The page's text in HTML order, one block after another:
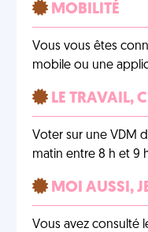
MOBILITÉ
Vous vous êtes
mobile ou une
LE TRAVAIL,
Voter sur une VDM
matin entre 8 h et 9
MOI AUSSI,
Vous avez consulté